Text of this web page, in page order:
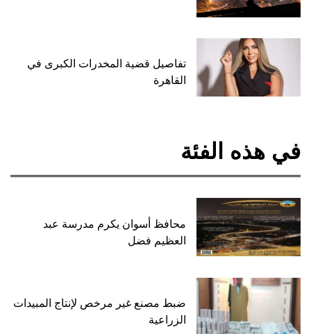
تفاصيل قضية المخدرات الكبرى في
القاهرة
في هذه الفئة
محافظ أسوان يكرم مدرسة عبد
العظيم فضل
ضبط مصنع غير مرخص لإنتاج المبيدات
الزراعية